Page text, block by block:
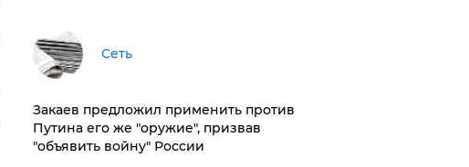
Сеть
Закаев предложил применить против
Путина его же "оружие", призвав
"объявить войну" России